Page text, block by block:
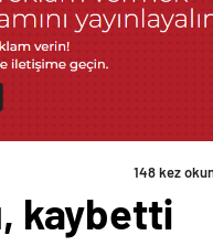
148 kez
kaybetti